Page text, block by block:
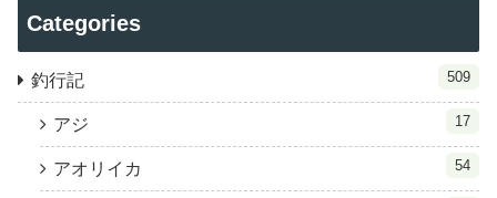
Categories
釣行記 509
アジ 17
アオリイカ 54